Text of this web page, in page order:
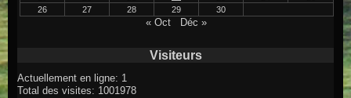
26
27 28 29 30
« Oct Déc »
Visiteurs
Actuellement en ligne: 1
Total des visites: 1001978